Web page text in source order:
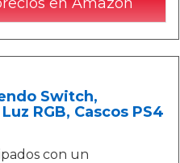
Switch,
RGB, Cascos PS4
con un